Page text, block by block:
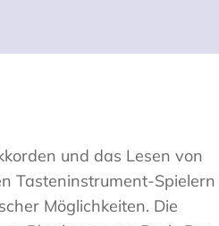
und das Lesen von
Tasteninstrument-Spielern
Möglichkeiten. Die